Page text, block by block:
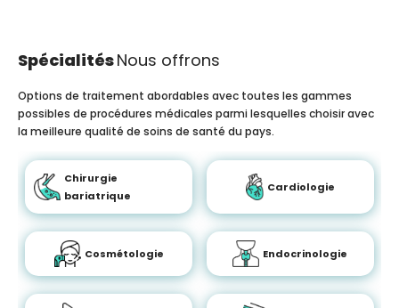
SpécialitésNous offrons
Options de traitement abordables avec toutes les gammes
possibles de procédures médicales parmi lesquelles choisir avec
la meilleure qualité de soins de santé du pays.
Chirurgie
bariatrique
Cardiologie
Cosmétologie Endocrinologie